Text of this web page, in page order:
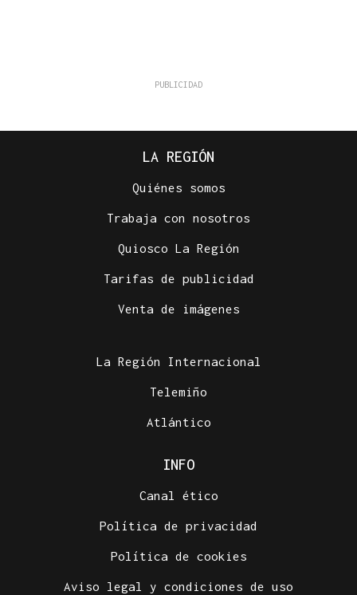
LA REGIÓN
Quiénes somos
Trabaja con nosotros
Quiosco La Región
Tarifas de publicidad
Venta de imágenes
La Región Internacional
Telemiño
Atlántico
INFO
Canal ético
Política de privacidad
Política de cookies
Aviso legal y condiciones de uso